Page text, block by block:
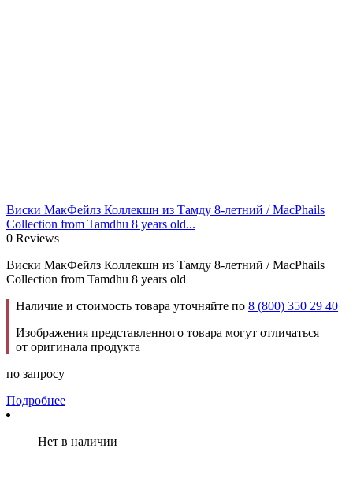
Виски МакФейлз Коллекшн из Тамду 8-летний / MacPhails
Collection from Tamdhu 8 years old...
0 Reviews
Виски МакФейлз Коллекшн из Тамду 8-летний / MacPhails
Collection from Tamdhu 8 years old
Наличие и стоимость товара уточняйте по 8 (800) 350 29 40
Изображения представленного товара могут отличаться
от оригинала продукта
по запросу
Подробнее
Нет в наличии